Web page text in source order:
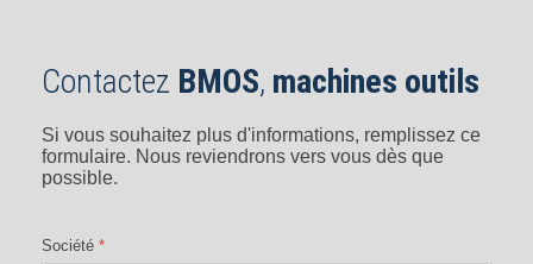
Contactez BMOS, machines outils
Si vous souhaitez plus d'informations, remplissez ce
formulaire. Nous reviendrons vers vous dès que
possible.
Société *